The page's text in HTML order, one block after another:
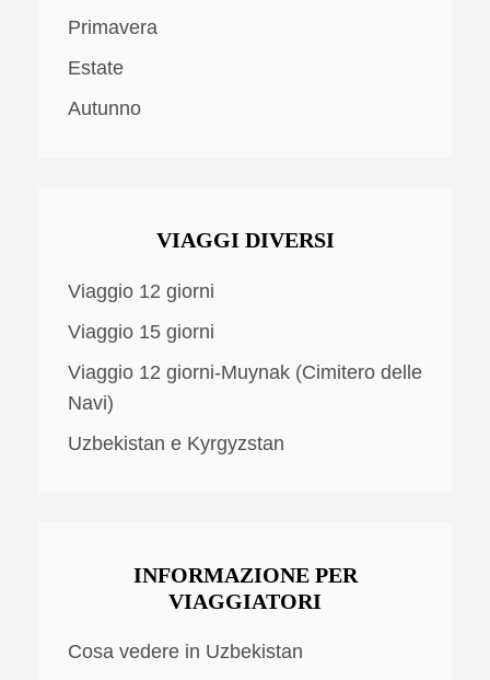
Primavera
Estate
Autunno
VIAGGI DIVERSI
Viaggio 12 giorni
Viaggio 15 giorni
Viaggio 12 giorni-Muynak (Cimitero delle
Navi)
Uzbekistan e Kyrgyzstan
INFORMAZIONE PER
VIAGGIATORI
Cosa vedere in Uzbekistan